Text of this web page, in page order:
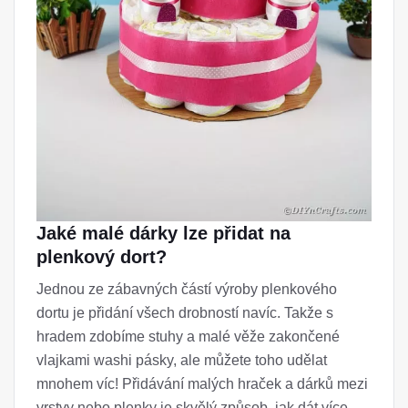
Jaké malé dárky lze přidat na
plenkový dort?
Jednou ze zábavných částí výroby plenkového
dortu je přidání všech drobností navíc. Takže s
hradem zdobíme stuhy a malé věže zakončené
vlajkami washi pásky, ale můžete toho udělat
mnohem víc! Přidávání malých hraček a dárků mezi